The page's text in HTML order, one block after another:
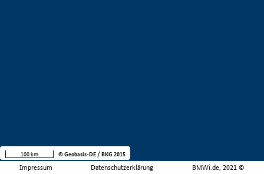
Impressum Datenschutzerklärung BMWi.de, 2021 ©
100 km © Geobasis-DE / BKG 2015